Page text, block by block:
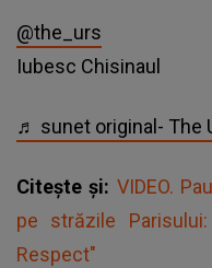
@the_urs
Iubesc Chisinaul
♬ sunet original- The
Citește și: VIDEO.
pe străzile
Respect"